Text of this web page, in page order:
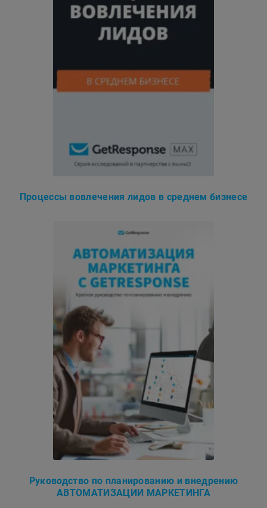
Процессы вовлечения лидов в среднем бизнесе
Руководство по планированию и внедрению
АВТОМАТИЗАЦИИ МАРКЕТИНГА